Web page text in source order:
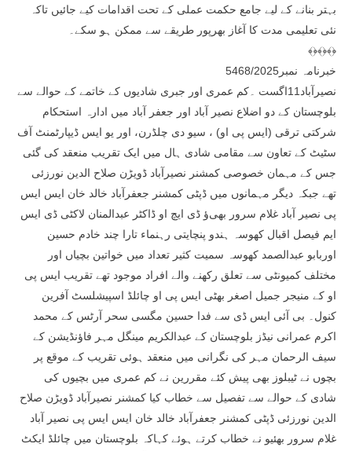
بہتر بنانے کے لیے جامع حکمت عملی کے تحت اقدامات کیے جائیں تاکہ
نئی تعلیمی مدت کا آغاز بھرپور طریقے سے ممکن ہو سکے۔
﴾﴿﴾﴿﴾﴿
خبرنامہ نمبر5468/2025
نصیرآباد11اگست ۔کم عمری اور جبری شادیوں کے خاتمے کے حوالے سے
بلوچستان کے دو اضلاع نصیر آباد اور جعفر آباد میں ادارہ استحکام
شرکتی ترقی (ایس پی او) ، سیو دی چلڈرن، اور یو ایس ڈیپارٹمنٹ آف
سٹیٹ کے تعاون سے مقامی شادی ہال میں ایک تقریب منعقد کی گئی
جس کے مہمان خصوصی کمشنر نصیرآباد ڈویڑن صلاح الدین نورزئی
تھے جبکہ دیگر مہمانوں میں ڈپٹی کمشنر جعفرآباد خالد خان ایس ایس
پی نصیر آباد غلام سرور بھیﺅ ڈی ایچ او ڈاکٹر عبدالمنان لاکٹی ڈی ایس
ایم فیصل اقبال کھوسہ ہندو پنچایتی رہنماء تارا چند خادم حسین
اوربابو عبدالصمد کھوسہ سمیت کثیر تعداد میں خواتین بچیاں اور
مختلف کمیونٹی سے تعلق رکھنے والے افراد موجود تھے تقریب ایس پی
او کے منیجر جمیل اصغر بھٹی ایس پی او چائلڈ اسپیشلسٹ آفرین
کنول۔ بی آئی ایس ڈی سے فدا حسین مگسی سحر آرٹس کے محمد
اکرم عمرانی نیڈز بلوچستان کے عبدالکریم مینگل مہر فاﺅنڈیشن کے
سیف الرحمان مہر کی نگرانی میں منعقد ہوئی تقریب کے موقع پر
بچوں نے ٹیبلوز بھی پیش کئے مقررین نے کم عمری میں بچیوں کی
شادی کے حوالے سے تفصیل سے خطاب کیا کمشنر نصیرآباد ڈویڑن صلاح
الدین نورزئی ڈپٹی کمشنر جعفرآباد خالد خان ایس ایس پی نصیر آباد
غلام سرور بھئیو نے خطاب کرتے ہوئے کہاکہ بلوچستان میں چائلڈ ایکٹ